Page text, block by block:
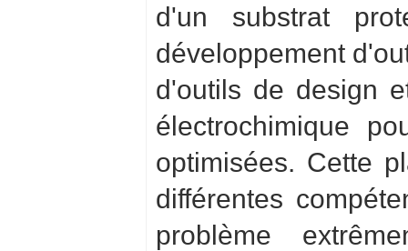
d'un substrat
développement
d'outils de design
électrochimique
optimisées. Cette
différentes
problème